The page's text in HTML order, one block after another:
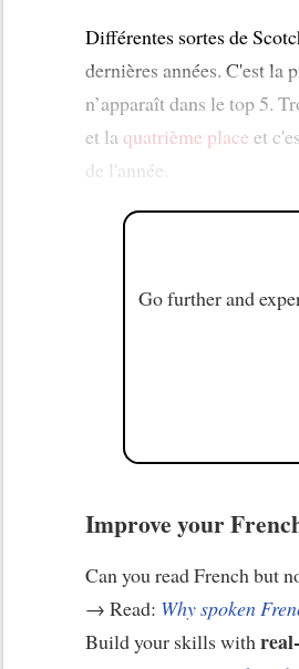
Différentes sortes de
dernières années. C'est la
n’apparaît dans le top 5.
et laquatrième place et
de l'année.
Go further and
Improve your
Can you read French but
→ Read: Why spoken
Build your skills with